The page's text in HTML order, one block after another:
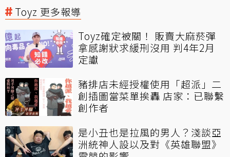
Toyz 更多報導
Toyz確定被關！ 販賣大麻菸彈
拿感謝狀求緩刑沒用 判4年2月
定讞
豬排店未經授權使用「超派」二
創插圖當菜單挨轟 店家：已聯繫
創作者
是小丑也是拉風的男人？淺談亞
洲統神人設以及對《英雄聯盟》